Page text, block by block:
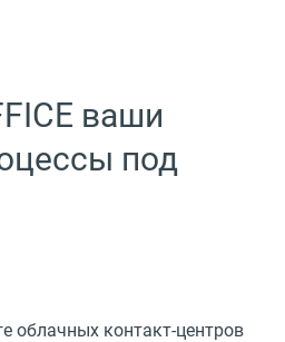
ваши
под
облачных контакт-центров